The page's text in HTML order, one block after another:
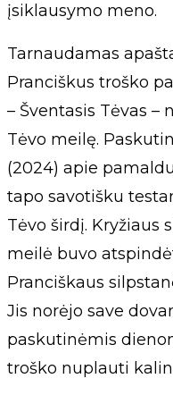
įsiklausymo meno.
Tarnaudamas
Pranciškus troško
– Šventasis Tėvas
Tėvo meilę.
(2024) apie
tapo savotišku
Tėvo širdį. Kryžiaus
meilė buvo
Pranciškaus
Jis norėjo save
paskutinėmis
troško nuplauti